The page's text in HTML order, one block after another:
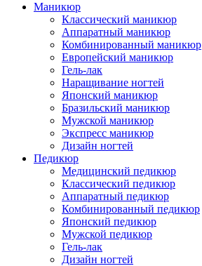
Маникюр
Классический маникюр
Аппаратный маникюр
Комбинированный маникюр
Европейский маникюр
Гель-лак
Наращивание ногтей
Японский маникюр
Бразильский маникюр
Мужской маникюр
Экспресс маникюр
Дизайн ногтей
Педикюр
Медицинский педикюр
Классический педикюр
Аппаратный педикюр
Комбинированный педикюр
Японский педикюр
Мужской педикюр
Гель-лак
Дизайн ногтей